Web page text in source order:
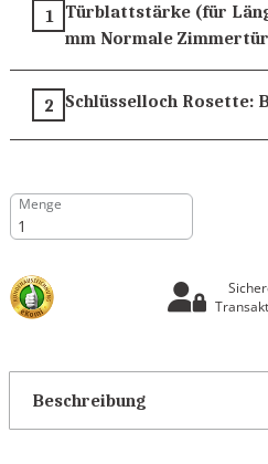
1 Türblattstärke (für
mm Normale Zimmertür
2 Schlüsselloch Rosette:
Menge
Beschreibung